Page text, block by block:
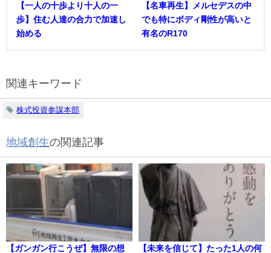
【一人の十歩より十人の一
歩】住む人達の合力で加速し
始める
【名車再生】メルセデスの中
でも特にボディ剛性が高いと
有名のR170
関連キーワード
株式投資参謀本部
地域創生の関連記事
【ガンガン行こうぜ】無限の想
【未来を信じて】たった1人の何